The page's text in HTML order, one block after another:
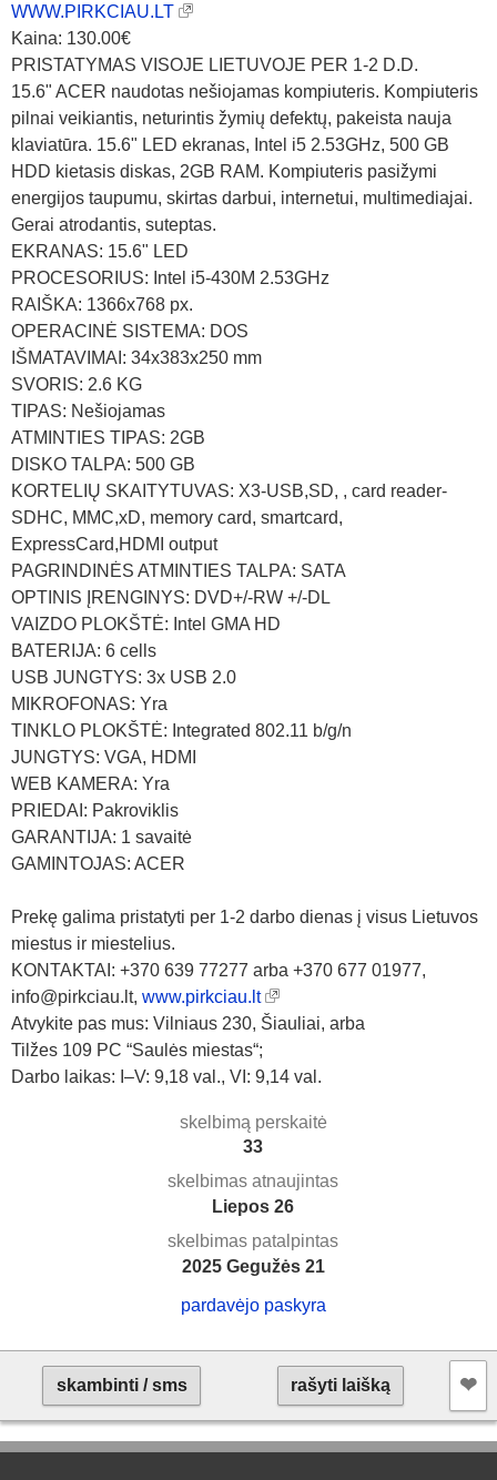
WWW.PIRKCIAU.LT
Kaina: 130.00€
PRISTATYMAS VISOJE LIETUVOJE PER 1-2 D.D.
15.6" ACER naudotas nešiojamas kompiuteris. Kompiuteris
pilnai veikiantis, neturintis žymių defektų, pakeista nauja
klaviatūra. 15.6" LED ekranas, Intel i5 2.53GHz, 500 GB
HDD kietasis diskas, 2GB RAM. Kompiuteris pasižymi
energijos taupumu, skirtas darbui, internetui, multimediajai.
Gerai atrodantis, suteptas.
EKRANAS: 15.6" LED
PROCESORIUS: Intel i5-430M 2.53GHz
RAIŠKA: 1366x768 px.
OPERACINĖ SISTEMA: DOS
IŠMATAVIMAI: 34x383x250 mm
SVORIS: 2.6 KG
TIPAS: Nešiojamas
ATMINTIES TIPAS: 2GB
DISKO TALPA: 500 GB
KORTELIŲ SKAITYTUVAS: X3-USB,SD, , card reader-
SDHC, MMC,xD, memory card, smartcard,
ExpressCard,HDMI output
PAGRINDINĖS ATMINTIES TALPA: SATA
OPTINIS ĮRENGINYS: DVD+/-RW +/-DL
VAIZDO PLOKŠTĖ: Intel GMA HD
BATERIJA: 6 cells
USB JUNGTYS: 3x USB 2.0
MIKROFONAS: Yra
TINKLO PLOKŠTĖ: Integrated 802.11 b/g/n
JUNGTYS: VGA, HDMI
WEB KAMERA: Yra
PRIEDAI: Pakroviklis
GARANTIJA: 1 savaitė
GAMINTOJAS: ACER
Prekę galima pristatyti per 1-2 darbo dienas į visus Lietuvos
miestus ir miestelius.
KONTAKTAI: +370 639 77277 arba +370 677 01977,
info@pirkciau.lt, www.pirkciau.lt
Atvykite pas mus: Vilniaus 230, Šiauliai, arba
Tilžes 109 PC “Saulės miestas“;
Darbo laikas: I–V: 9,18 val., VI: 9,14 val.
skelbimą perskaitė
33
skelbimas atnaujintas
Liepos 26
skelbimas patalpintas
2025 Gegužės 21
pardavėjo paskyra
skambinti / sms rašyti laišką ❤︎